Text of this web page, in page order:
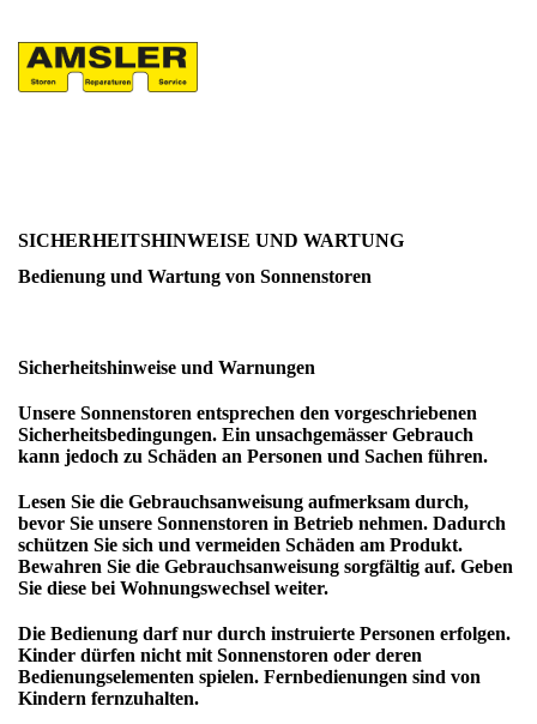
SICHERHEITSHINWEISE UND WARTUNG
Bedienung und Wartung von Sonnenstoren
Sicherheitshinweise und Warnungen
Unsere Sonnenstoren entsprechen den vorgeschriebenen
Sicherheitsbedingungen. Ein unsachgemässer Gebrauch
kann jedoch zu Schäden an Personen und Sachen führen.
Lesen Sie die Gebrauchsanweisung aufmerksam durch,
bevor Sie unsere Sonnenstoren in Betrieb nehmen. Dadurch
schützen Sie sich und vermeiden Schäden am Produkt.
Bewahren Sie die Gebrauchsanweisung sorgfältig auf. Geben
Sie diese bei Wohnungswechsel weiter.
Die Bedienung darf nur durch instruierte Personen erfolgen.
Kinder dürfen nicht mit Sonnenstoren oder deren
Bedienungselementen spielen. Fernbedienungen sind von
Kindern fernzuhalten.